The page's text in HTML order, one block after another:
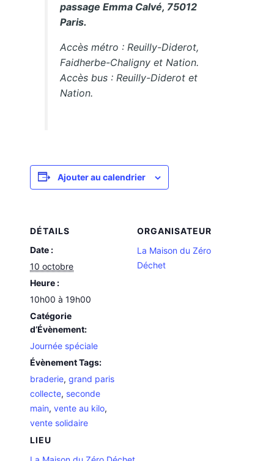
passage Emma Calvé, 75012
Paris.
Accès métro : Reuilly-Diderot,
Faidherbe-Chaligny et Nation.
Accès bus : Reuilly-Diderot et
Nation.
Ajouter au calendrier
DÉTAILS
Date :
10 octobre
Heure :
10h00 à 19h00
Catégorie
d’Évènement:
Journée spéciale
Évènement Tags:
braderie,grand paris
collecte, seconde
main,vente au kilo,
vente solidaire
LIEU
ORGANISATEUR
La Maison du Zéro
Déchet